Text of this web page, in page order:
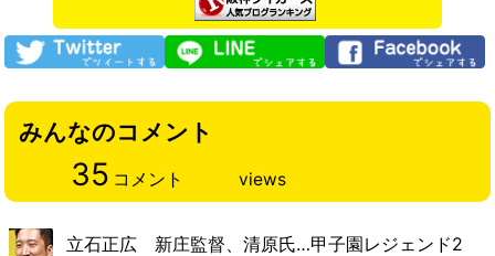
みんなのコメント
35 コメント views
立石正広 新庄監督、清原氏…甲子園レジェンド2